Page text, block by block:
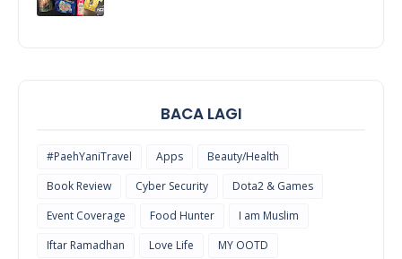
BACA LAGI
#PaehYaniTravel Apps
Beauty/Health
Book Review
Cyber Security
Dota2 & Games
Event Coverage
Food Hunter
I am Muslim
Iftar Ramadhan
Love Life
MY OOTD